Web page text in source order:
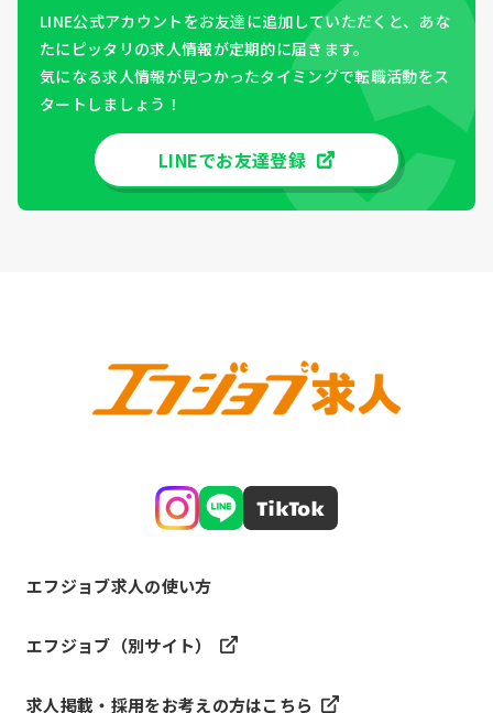
LINE公式アカウントをお友達に追加していただくと、あな
たにピッタリの求人情報が定期的に届きます。
気になる求人情報が見つかったタイミングで転職活動をス
タートしましょう！
LINEでお友達登録
エフジョブ求人の使い方
エフジョブ（別サイト）
求人掲載・採用をお考えの方はこちら